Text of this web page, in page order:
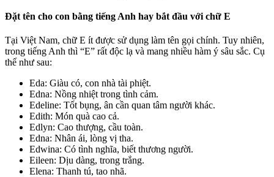
Đặt tên cho con bằng tiếng Anh hay bắt đầu với chữ E
Tại Việt Nam, chữ E ít được sử dụng làm tên gọi chính. Tuy nhiên,
trong tiếng Anh thì “E” rất độc lạ và mang nhiều hàm ý sâu sắc. Cụ
thể như sau:
Eda: Giàu có, con nhà tài phiệt.
Edna: Nồng nhiệt trong tình cảm.
Edeline: Tốt bụng, ân cần quan tâm người khác.
Edith: Món quà cao cả.
Edlyn: Cao thượng, cầu toàn.
Edna: Nhân ái, lòng vị tha.
Edwina: Có tình nghĩa, biết thương người.
Eileen: Dịu dàng, trong trắng.
Elena: Thanh tú, tao nhã.